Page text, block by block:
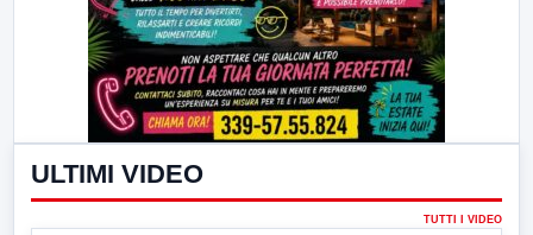
ULTIMI VIDEO
TUTTI I VIDEO